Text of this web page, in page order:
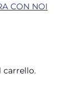
CON NOI
carrello.